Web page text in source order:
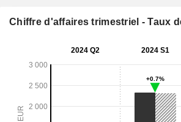
Chiffre d'affaires trimestriel - Taux